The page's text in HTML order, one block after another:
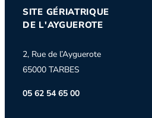
SITE GÉRIATRIQUE
DE L'AYGUEROTE
2, Rue de l’Ayguerote
65000 TARBES
05 62 54 65 00